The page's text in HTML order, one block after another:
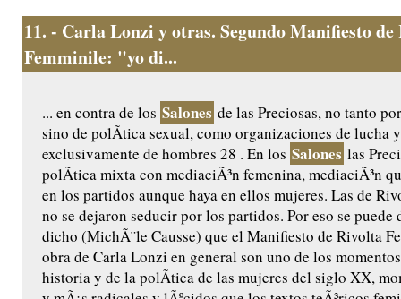
11. - Carla Lonzi y otras. Segundo Manifiesto
Femminile: "yo di...
... en contra de los Salones de las Preciosas, no tanto
sino de polÃ­tica sexual, como organizaciones de lucha
exclusivamente de hombres 28 . En los Salones las
polÃ­tica mixta con mediaciÃ³n femenina, mediaciÃ³n
en los partidos aunque haya en ellos mujeres. Las de
no se dejaron seducir por los partidos. Por eso se puede
dicho (MichÃ¨le Causse) que el Manifiesto de Rivolta
obra de Carla Lonzi en general son uno de los
historia y de la polÃ­tica de las mujeres del siglo XX,